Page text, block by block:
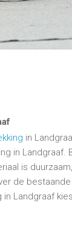
in
in Landgraaf.
is
de
Landgraaf